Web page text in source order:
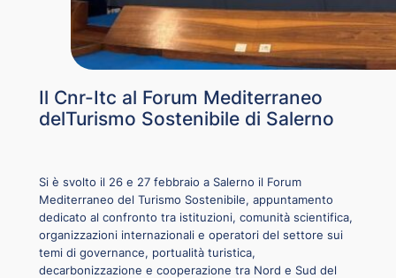
Il Cnr-Itc al Forum Mediterraneo
delTurismo Sostenibile di Salerno
Si è svolto il 26 e 27 febbraio a Salerno il Forum
Mediterraneo del Turismo Sostenibile, appuntamento
dedicato al confronto tra istituzioni, comunità scientifica,
organizzazioni internazionali e operatori del settore sui
temi di governance, portualità turistica,
decarbonizzazione e cooperazione tra Nord e Sud del